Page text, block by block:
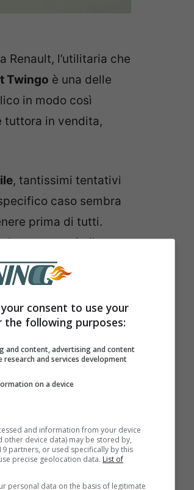
Renault, l’utilitaria che
Twingo è una delle
in modo così
tuttora in vendita,
, tantissimi tentativi
caso sembra
prima di tutti.
un mezzo simile o
consent to use your
following purposes:
and content, advertising and content
research and services development
on a device
and information from your device
other device data) may be stored by,
partners, or used specifically by this
precise geolocation data. List of
personal data on the basis of legitimate